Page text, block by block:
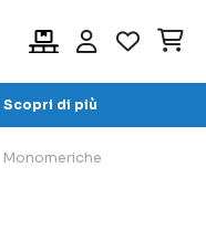
Scopri di più
Monomeriche